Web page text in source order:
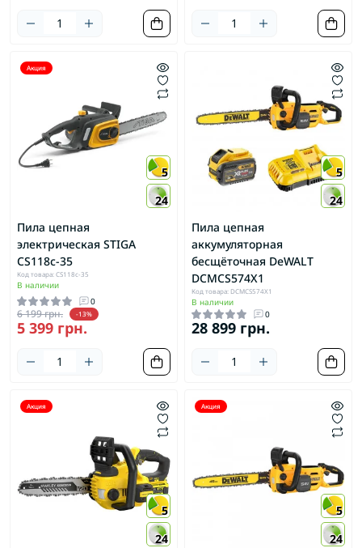
Акция
5
24
Пила цепная
электрическая STIGA
CS118c-35
Код товара: CS118c-35
В наличии
0
6 199 грн. -13%
5 399 грн.
5
24
Пила цепная
аккумуляторная
бесщёточная DeWALT
DCMCS574X1
Код товара: DCMCS574X1
В наличии
0
28 899 грн.
Акция
5
24
Акция
5
24